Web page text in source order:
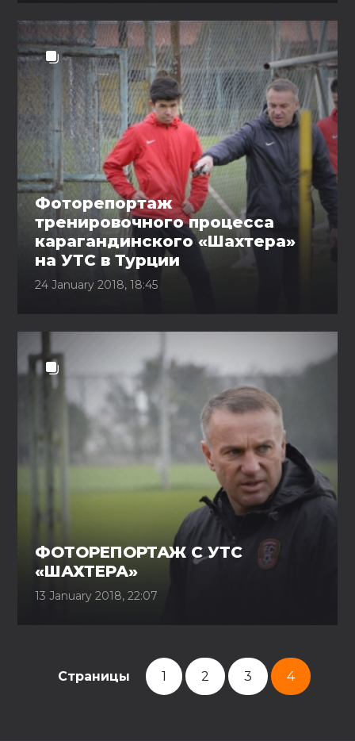
Фоторепортаж
тренировочного процесса
карагандинского «Шахтера»
на УТС в Турции
24 January 2018, 18:45
ФОТОРЕПОРТАЖ С УТС
«ШАХТЕРА»
13 January 2018, 22:07
Страницы 1 2 3 4